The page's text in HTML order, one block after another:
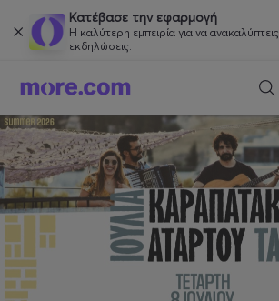
Κατέβασε την εφαρμογή
Η καλύτερη εμπειρία για να ανακαλύπτεις
εκδηλώσεις.